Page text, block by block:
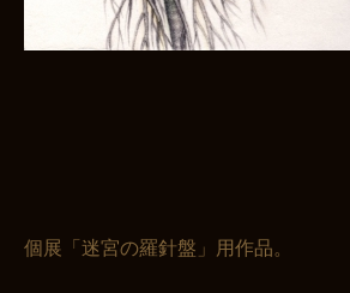
個展「迷宮の羅針盤」用作品。